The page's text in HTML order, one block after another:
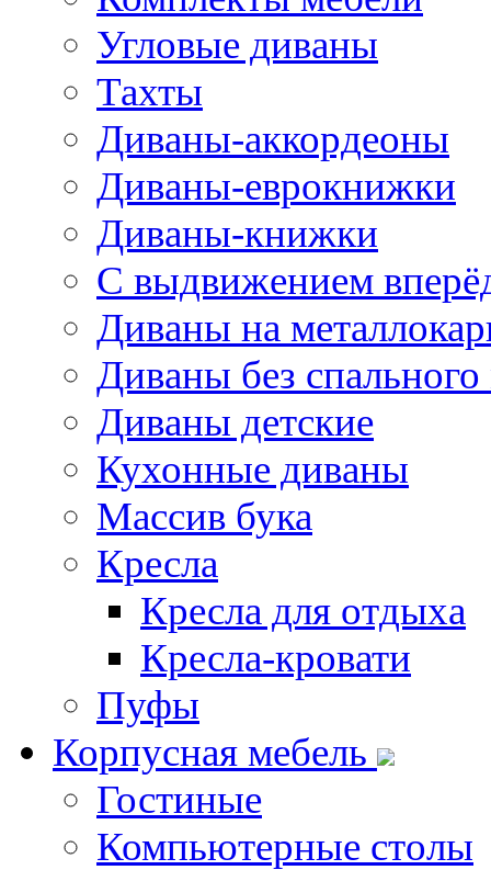
Угловые диваны
Тахты
Диваны-аккордеоны
Диваны-еврокнижки
Диваны-книжки
С выдвижением
Диваны на
Диваны без спального
Диваны детские
Кухонные диваны
Массив бука
Кресла
Кресла для отдыха
Кресла-кровати
Пуфы
Корпусная мебель
Гостиные
Компьютерные столы